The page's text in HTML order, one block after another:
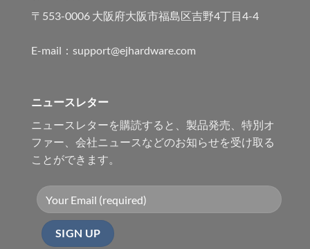
〒553-0006 大阪府大阪市福島区吉野4丁目4-4
E-mail：support@ejhardware.com
ニュースレター
ニュースレターを購読すると、製品発売、特別オ
ファー、会社ニュースなどのお知らせを受け取る
ことができます。